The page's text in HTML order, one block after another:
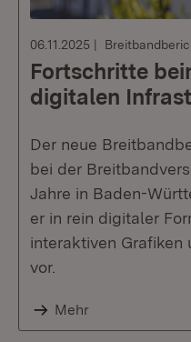
06.11.2025
Fortschritte
digitalen
Der neue
bei der
Jahre in Baden-
er in rein digitaler
interaktiven Grafiken
vor.
Mehr